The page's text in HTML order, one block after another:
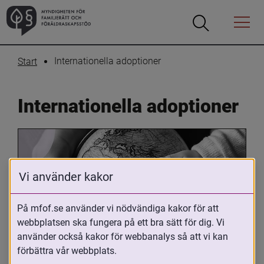
Öppna
Öppna
Menyn
Start Internationella adoptioner
Internationella adoptioner
Oavsett om du är adopterad,
adoptivförälder eller arbetar med
Vi använder kakor
På mfof.se använder vi nödvändiga kakor för att
webbplatsen ska fungera på ett bra sätt för dig. Vi
använder också kakor för webbanalys så att vi kan
förbättra vår webbplats.